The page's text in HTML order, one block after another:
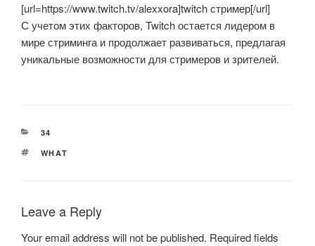
[url=https://www.twitch.tv/alexxora]twitch стример[/url]
С учетом этих факторов, Twitch остается лидером в
мире стриминга и продолжает развиваться, предлагая
уникальные возможности для стримеров и зрителей.
CATEGORIES
34
TAGS
WHAT
Leave a Reply
Your email address will not be published. Required fields